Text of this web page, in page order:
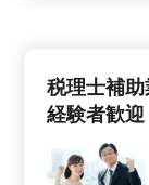
積んだ中高年
が、複雑な税
う。 ＜働き
の残業で、ワ
など、通勤の
長期間にわた
税理士補
経験者歓迎